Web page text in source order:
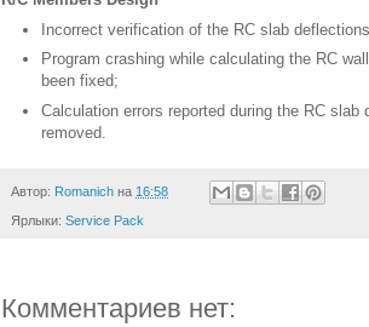
Incorrect verification of the RC slab
Program crashing while calculating the RC
been fixed;
Calculation errors reported during the RC
removed.
Автор: Romanich на 16:58
Ярлыки: Service Pack
Комментариев нет: